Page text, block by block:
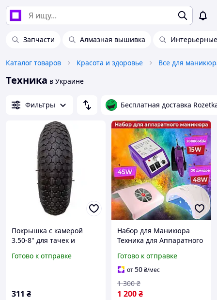
Запчасти Алмазная вышивка
Каталог товаров Красота и здоровье Все для
Техника в Украине
Фильтры Бесплатная доставка
Покрышка с камерой
3.50-8" для тачек и
Готово к отправке
311 ₴
Набор для Маникюра
Техника для Аппаратного
Mercedes 20.000 Вытяжка
45 Вт и Лампа 48 Вт
Готово к отправке
от50₴/мес
1 200₴
1 300 ₴